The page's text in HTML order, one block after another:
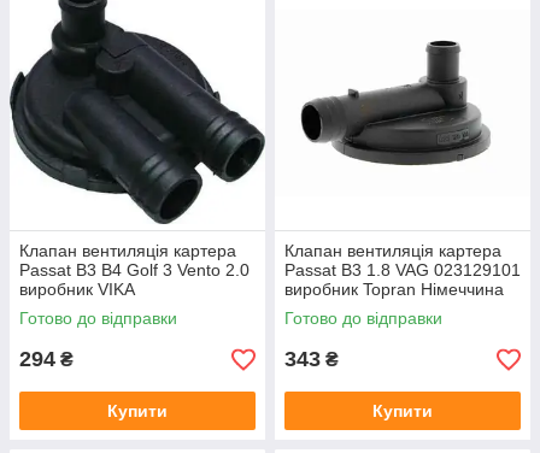
Клапан вентиляція картера
Passat B3 B4 Golf 3 Vento 2.0
виробник VIKA
Готово до відправки
294 ₴
Купити
Клапан вентиляція картера
Passat B3 1.8 VAG 023129101
виробник Topran Німеччина
Готово до відправки
343 ₴
Купити